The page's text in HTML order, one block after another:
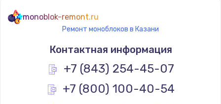
660 руб.
Заказать
Замена южного моста
monoblok-remont.ru
Ремонт моноблоков в Казани
Контактная информация
+7 (843) 254-45-07
+7 (800) 100-40-54